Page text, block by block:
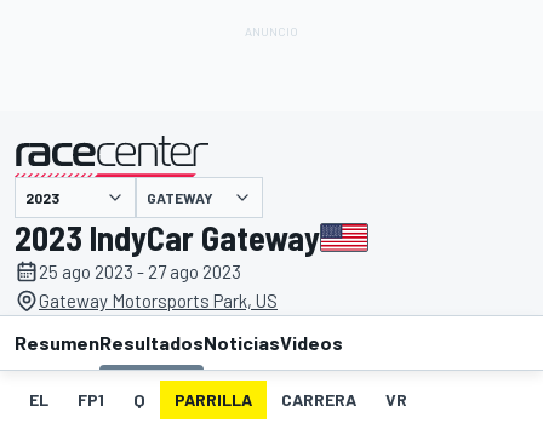
presentado por GATEWAY
2023 IndyCar Gateway
25 ago 2023 - 27 ago 2023
Gateway Motorsports Park, US
ResumenResultadosNoticiasVideos
EL FP1 Q PARRILLA CARRERA VR